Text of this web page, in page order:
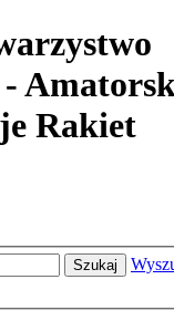
Rakiet
Szukaj